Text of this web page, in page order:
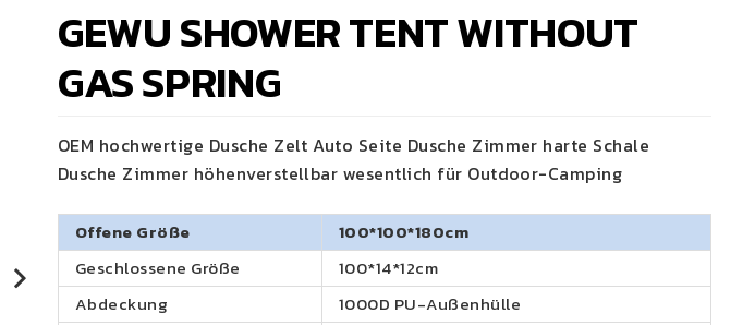
GEWU SHOWER TENT WITHOUT
GAS SPRING
OEM hochwertige Dusche Zelt Auto Seite Dusche Zimmer harte Schale
Dusche Zimmer höhenverstellbar wesentlich für Outdoor-Camping
Offene Größe
100*100*180cm
Geschlossene Größe
100*14*12cm
Abdeckung
1000D PU-Außenhülle